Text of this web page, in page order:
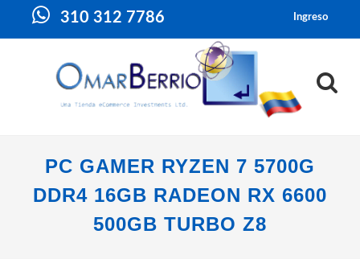
310 312 7786 Ingreso
PC GAMER RYZEN 7 5700G
DDR4 16GB RADEON RX 6600
500GB TURBO Z8